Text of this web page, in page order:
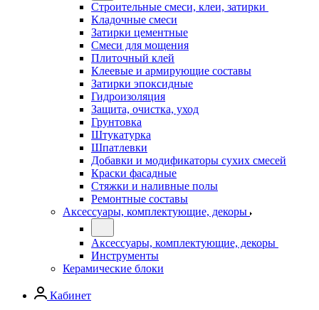
Строительные смеси, клеи, затирки
Кладочные смеси
Затирки цементные
Смеси для мощения
Плиточный клей
Клеевые и армирующие составы
Затирки эпоксидные
Гидроизоляция
Защита, очистка, уход
Грунтовка
Штукатурка
Шпатлевки
Добавки и модификаторы сухих смесей
Краски фасадные
Стяжки и наливные полы
Ремонтные составы
Аксессуары, комплектующие, декоры
Аксессуары, комплектующие, декоры
Инструменты
Керамические блоки
Кабинет